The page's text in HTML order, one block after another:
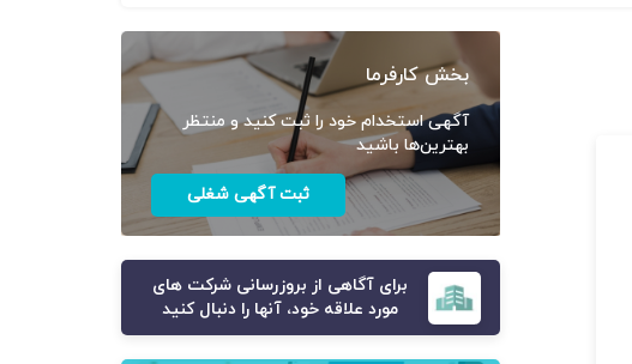
بخش کارفرما
آگهی استخدام خود را ثبت کنید و منتظر
بهترین‌ها باشید
ثبت آگهی شغلی
برای آگاهی از بروزرسانی شرکت های
مورد علاقه خود، آنها را دنبال کنید